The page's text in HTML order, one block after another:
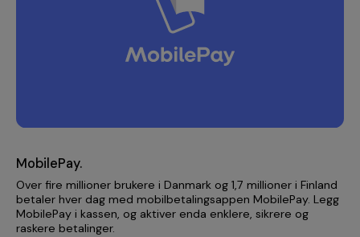
MobilePay.
Over fire millioner brukere i Danmark og 1,7 millioner i Finland
betaler hver dag med mobilbetalingsappen MobilePay. Legg
MobilePay i kassen, og aktiver enda enklere, sikrere og
raskere betalinger.